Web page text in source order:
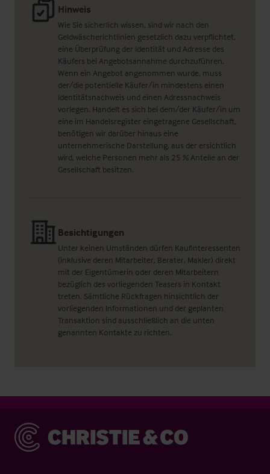
Hinweis
Wie Sie sicherlich wissen, sind wir nach den
Geldwäscherichtlinien gesetzlich dazu verpflichtet,
eine Überprüfung der Identität und Adresse des
Käufers bei Angebotsannahme durchzuführen.
Wenn ein Angebot angenommen wurde, muss
der/die potentielle Käufer/in mindestens einen
Identitätsnachweis und einen Adressnachweis
vorlegen. Handelt es sich bei dem/der Käufer/in um
eine im Handelsregister eingetragene Gesellschaft,
benötigen wir darüber hinaus eine
unternehmerische Darstellung, aus der ersichtlich
wird, welche Personen mehr als 25 % Anteile an der
Gesellschaft besitzen.
Besichtigungen
Unter keinen Umständen dürfen Kaufinteressenten
(inklusive deren Mitarbeiter, Berater, Makler) direkt
mit der Eigentümerin oder deren Mitarbeitern
bezüglich des vorliegenden Teasers in Kontakt
treten. Sämtliche Rückfragen hinsichtlich der
vorliegenden Informationen und der geplanten
Transaktion sind ausschließlich an die unten
genannten Kontakte zu richten.
Christie & Co